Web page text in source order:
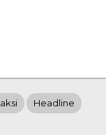
Headline